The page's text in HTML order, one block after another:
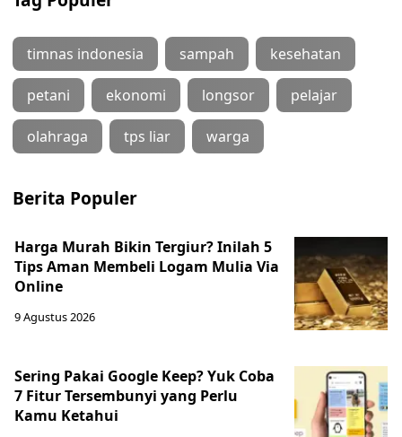
timnas indonesia sampah kesehatan
petani ekonomi longsor pelajar
olahraga tps liar warga
Berita Populer
Harga Murah Bikin Tergiur? Inilah 5
Tips Aman Membeli Logam Mulia Via
Online
9 Agustus 2026
Sering Pakai Google Keep? Yuk Coba
7 Fitur Tersembunyi yang Perlu
Kamu Ketahui